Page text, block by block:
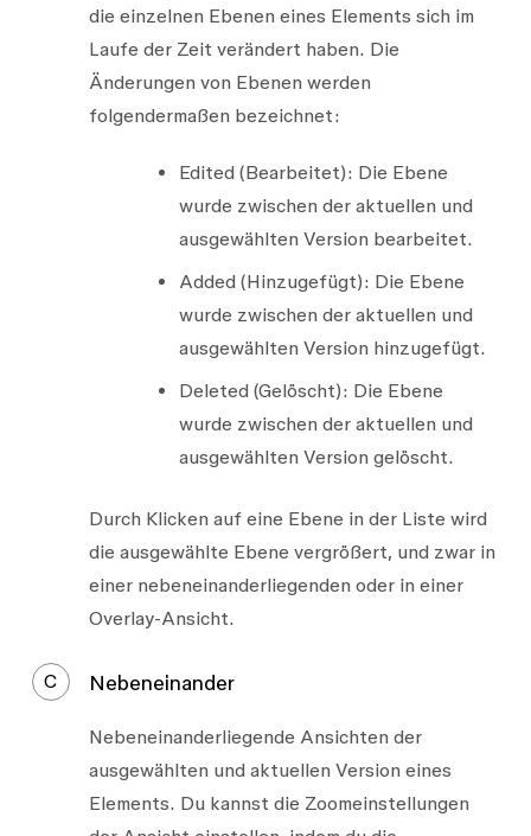
die einzelnen Ebenen eines Elements sich im
Laufe der Zeit verändert haben. Die
Änderungen von Ebenen werden
folgendermaßen bezeichnet:
Edited(Bearbeitet): Die Ebene
wurde zwischen der aktuellen und
ausgewählten Version bearbeitet.
Added(Hinzugefügt): Die Ebene
wurde zwischen der aktuellen und
ausgewählten Version hinzugefügt.
Deleted(Gelöscht): Die Ebene
wurde zwischen der aktuellen und
ausgewählten Version gelöscht.
Durch Klicken auf eine Ebene in der Liste wird
die ausgewählte Ebene vergrößert, und zwar in
einer nebeneinanderliegenden oder in einer
Overlay-Ansicht.
C Nebeneinander
Nebeneinanderliegende Ansichten der
ausgewählten und aktuellen Version eines
Elements. Du kannst die Zoomeinstellungen